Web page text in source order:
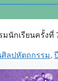
นักเรียนครั้งที่
ศิลปหัตถกรรม,